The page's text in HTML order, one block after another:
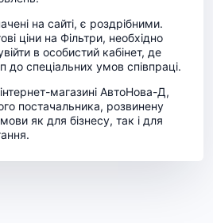
на сайті, є роздрібними.
ціни на Фільтри, необхідно
в особистий кабінет, де
до спеціальних умов співпраці.
магазині АвтоНова-Д,
постачальника, розвинену
як для бізнесу, так і для